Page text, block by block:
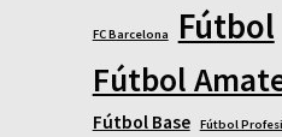
FC Barcelona Fútbol
Fútbol
Fútbol Base Fútbol